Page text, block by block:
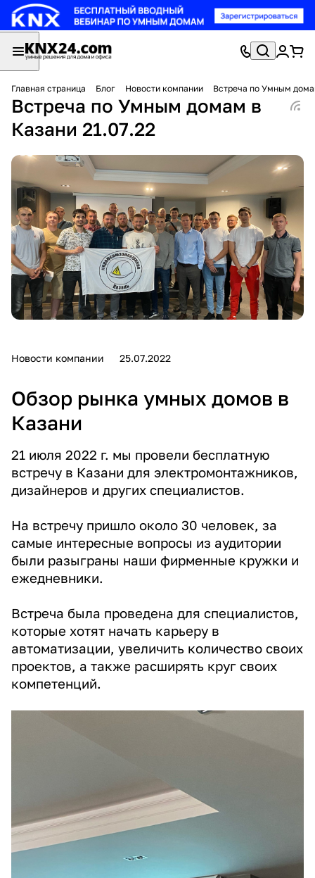
Главная страница Блог Новости компании Встреча по Умным
Встреча по Умным домам в
Казани 21.07.22
Новости компании 25.07.2022
Обзор рынка умных домов в
Казани
21 июля 2022 г. мы провели бесплатную
встречу в Казани для электромонтажников,
дизайнеров и других специалистов.
На встречу пришло около 30 человек, за
самые интересные вопросы из аудитории
были разыграны наши фирменные кружки и
ежедневники.
Встреча была проведена для специалистов,
которые хотят начать карьеру в
автоматизации, увеличить количество своих
проектов, а также расширять круг своих
компетенций.